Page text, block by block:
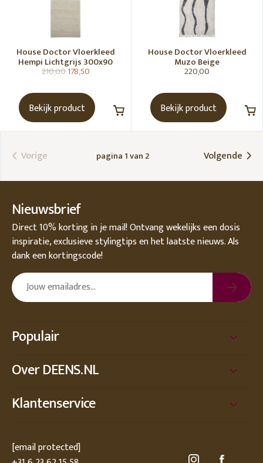
House Doctor Vloerkleed
Hempi Lichtgrijs 300x90
210,00178,50
Bekijk product
House Doctor Vloerkleed
Muzo Beige
220,00
Bekijk product
Vorige pagina 1 van 2 Volgende
Nieuwsbrief
Direct 10% korting in je mail! Ontvang wekelijks een dosis
inspiratie, exclusieve stylingtips en het laatste nieuws. Als
dank een kortingscode!
Populair
Over DEENS.NL
Klantenservice
[email protected]